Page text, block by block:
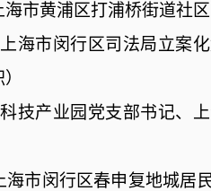
海市黄浦区打浦桥街道社
上海市闵行区司法局立案
技产业园党支部书记、
海市闵行区春申复地城居